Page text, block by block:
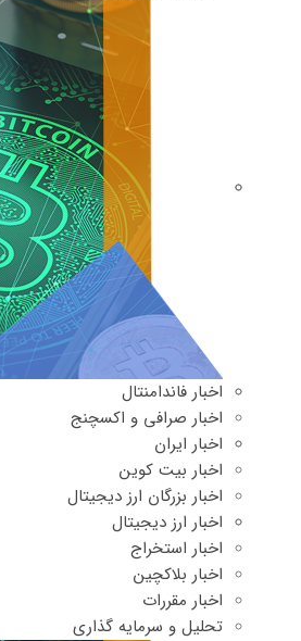
اخبار فاندامنتال
اخبار صرافی و اکسچنج
اخبار ایران
اخبار بیت کوین
اخبار بزرگان ارز دیجیتال
اخبار ارز دیجیتال
اخبار استخراج
اخبار بلاکچین
اخبار مقررات
تحلیل و سرمایه گذاری